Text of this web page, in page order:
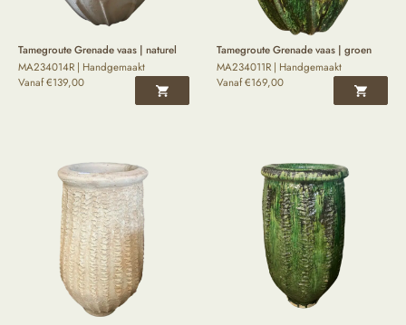
Tamegroute Grenade vaas | naturel
MA234014R | Handgemaakt
Vanaf€139,00
Tamegroute Grenade vaas | groen
MA234011R | Handgemaakt
Vanaf€169,00